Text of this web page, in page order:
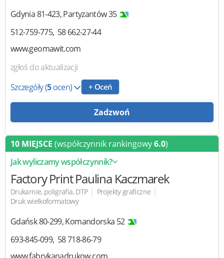
Gdynia81-423,Partyzantów 35
512-759-775 58 662-27-44
www.geomawit.com
zgłoś do aktualizacji
Szczegóły(5ocen) + Oceń
Zadzwoń
10 MIEJSCE (współczynnik rankingowy6.0)
Jak wyliczamy współczynnik?
Factory PrintPaulina Kaczmarek
Drukarnie, poligrafia, DTP | Projekty graficzne |
Druk wielkoformatowy
Gdańsk80-299,Komandorska 52
693-845-099 58 718-86-79